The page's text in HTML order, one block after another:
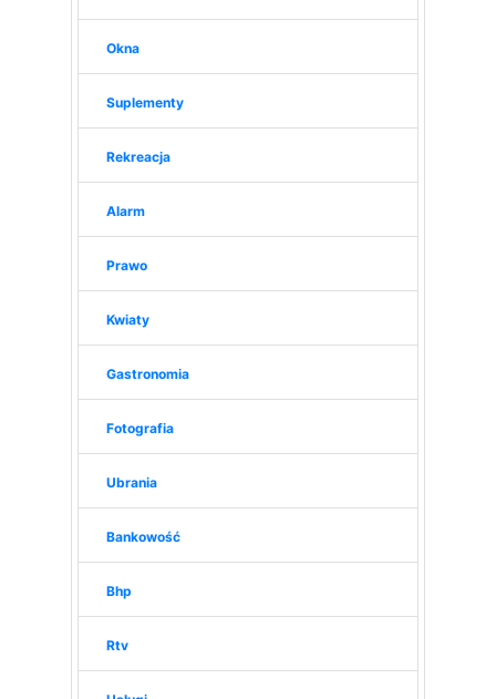
Okna
Suplementy
Rekreacja
Alarm
Prawo
Kwiaty
Gastronomia
Fotografia
Ubrania
Bankowość
Bhp
Rtv